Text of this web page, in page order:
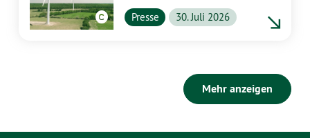
profitieren
Presse 30. Juli 2026
Mehr anzeigen